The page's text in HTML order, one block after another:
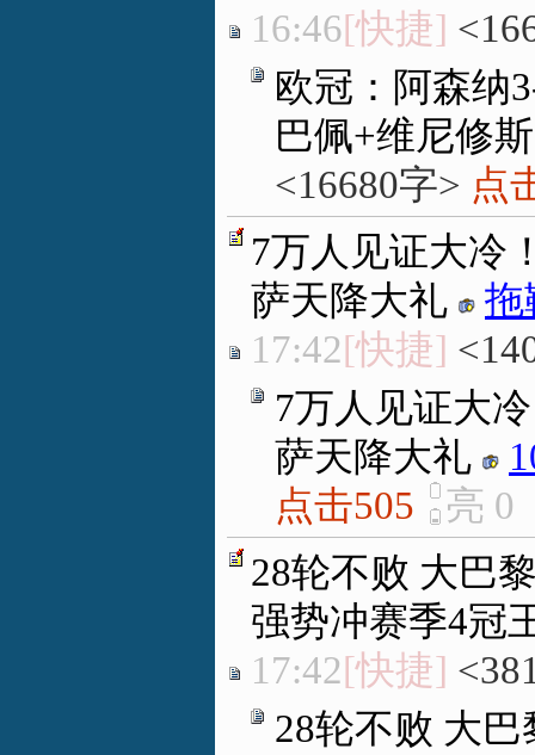
16:46[快捷]
欧冠：阿森纳
巴佩+维尼修
<16680字> 点
7万人见证大冷
萨天降大礼
拖
17:42[快捷]
7万人见证大
萨天降大礼
点击505
亮 0
28轮不败 大巴
强势冲赛季4冠
17:42[快捷]
28轮不败 大